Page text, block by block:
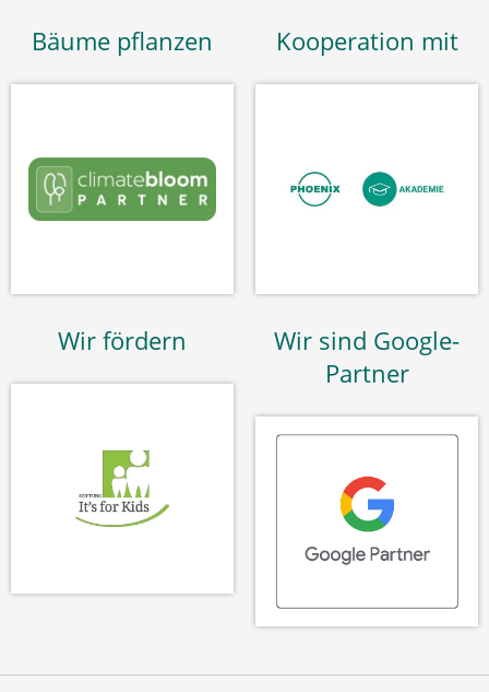
Bäume pflanzen Kooperation mit
Wir fördern
Wir sind Google-
Partner